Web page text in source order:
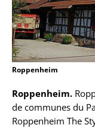
Roppenheim
Roppenheim.
de communes du
Roppenheim The